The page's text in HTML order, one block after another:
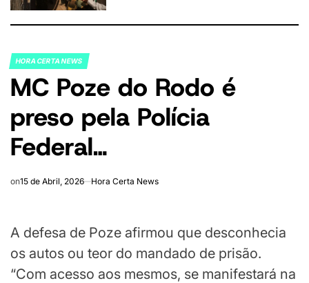
POSTED
IN
HORA CERTA NEWS
MC Poze do Rodo é
preso pela Polícia
Federal…
on15 de Abril, 2026 Hora Certa News
A defesa de Poze afirmou que desconhecia
os autos ou teor do mandado de prisão.
“Com acesso aos mesmos, se manifestará na